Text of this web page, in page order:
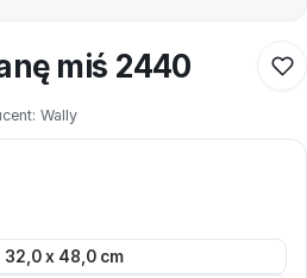
miś 2440
Wally
32,0 x 48,0 cm